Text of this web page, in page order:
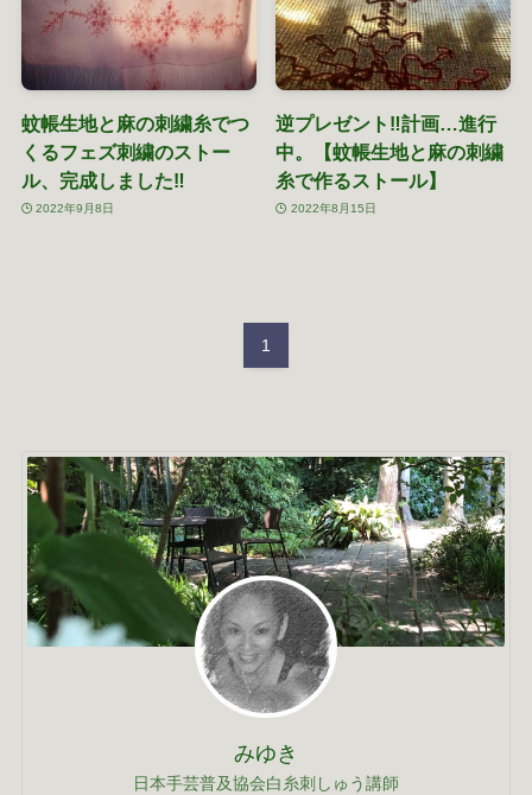
蚊帳生地と麻の刺繍糸でつ
くるフェズ刺繍のストー
ル、完成しました‼
2022年9月8日
逆プレゼント‼計画…進行
中。【蚊帳生地と麻の刺繍
糸で作るストール】
2022年8月15日
1
みゆき
日本手芸普及協会白糸刺しゅう講師